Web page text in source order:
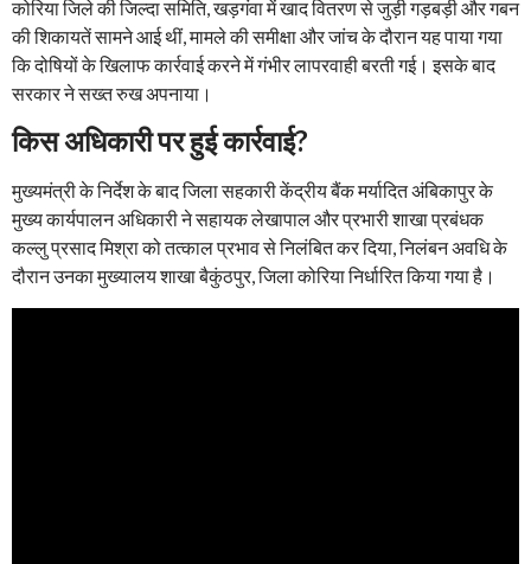
कोरिया जिले की जिल्दा समिति, खड़गंवा में खाद वितरण से जुड़ी गड़बड़ी और गबन
की शिकायतें सामने आई थीं, मामले की समीक्षा और जांच के दौरान यह पाया गया
कि दोषियों के खिलाफ कार्रवाई करने में गंभीर लापरवाही बरती गई। इसके बाद
सरकार ने सख्त रुख अपनाया।
किस अधिकारी पर हुई कार्रवाई?
मुख्यमंत्री के निर्देश के बाद जिला सहकारी केंद्रीय बैंक मर्यादित अंबिकापुर के
मुख्य कार्यपालन अधिकारी ने सहायक लेखापाल और प्रभारी शाखा प्रबंधक
कल्लु प्रसाद मिश्रा को तत्काल प्रभाव से निलंबित कर दिया, निलंबन अवधि के
दौरान उनका मुख्यालय शाखा बैकुंठपुर, जिला कोरिया निर्धारित किया गया है।